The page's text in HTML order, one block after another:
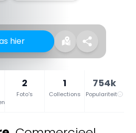
hier
2
Foto's
1
Collections
754k
Populariteit